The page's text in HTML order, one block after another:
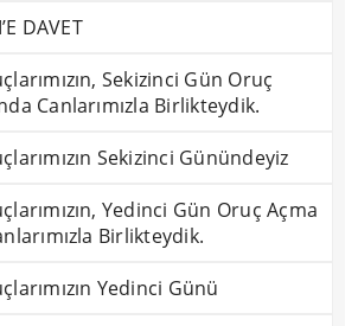
DAVET
Sekizinci Gün Oruç
Canlarımızla Birlikteydik.
Sekizinci Günündeyiz
Yedinci Gün Oruç Açma
Birlikteydik.
Yedinci Günü